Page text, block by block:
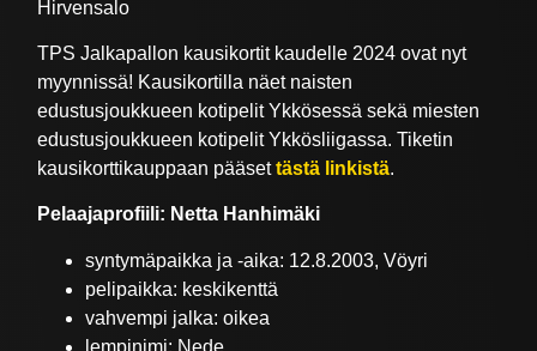
Hirvensalo
TPS Jalkapallon kausikortit kaudelle 2024 ovat nyt
myynnissä! Kausikortilla näet naisten
edustusjoukkueen kotipelit Ykkösessä sekä miesten
edustusjoukkueen kotipelit Ykkösliigassa. Tiketin
kausikorttikauppaan pääsettästä linkistä.
Pelaajaprofiili: Netta Hanhimäki
syntymäpaikka ja -aika: 12.8.2003, Vöyri
pelipaikka: keskikenttä
vahvempi jalka: oikea
lempinimi: Nede